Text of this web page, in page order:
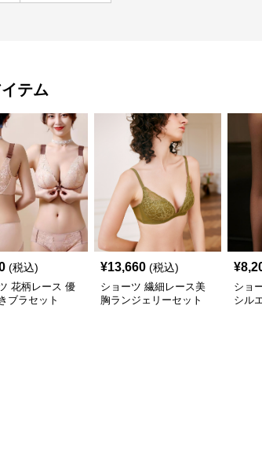
テム
(税込)
花柄レース 優
ブラセット
¥13,660 (税込)
ショーツ 繊細レース美
胸ランジェリーセット
¥
ショ
シル